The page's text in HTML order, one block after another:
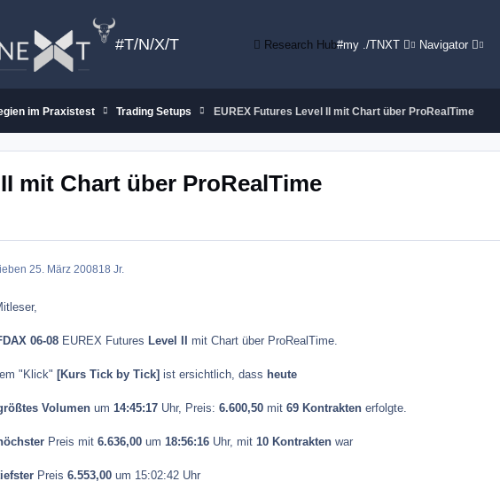
#T/N/X/T Research Hub#my ./TNXT Navigator
im Praxistest Trading Setups EUREX Futures Level II mit Chart über ProRealTime
mit Chart über ProRealTime
25. März 200818 Jr.
06-08EUREX Futures Level II mit Chart über ProRealTime.
"Klick" [Kurs Tick by Tick] ist ersichtlich, dass heute
Volumenum 14:45:17Uhr, Preis: 6.600,50mit 69 Kontraktenerfolgte.
Preis mit6.636,00um 18:56:16Uhr, mit 10 Kontraktenwar
Preis 6.553,00um 15:02:42 Uhr